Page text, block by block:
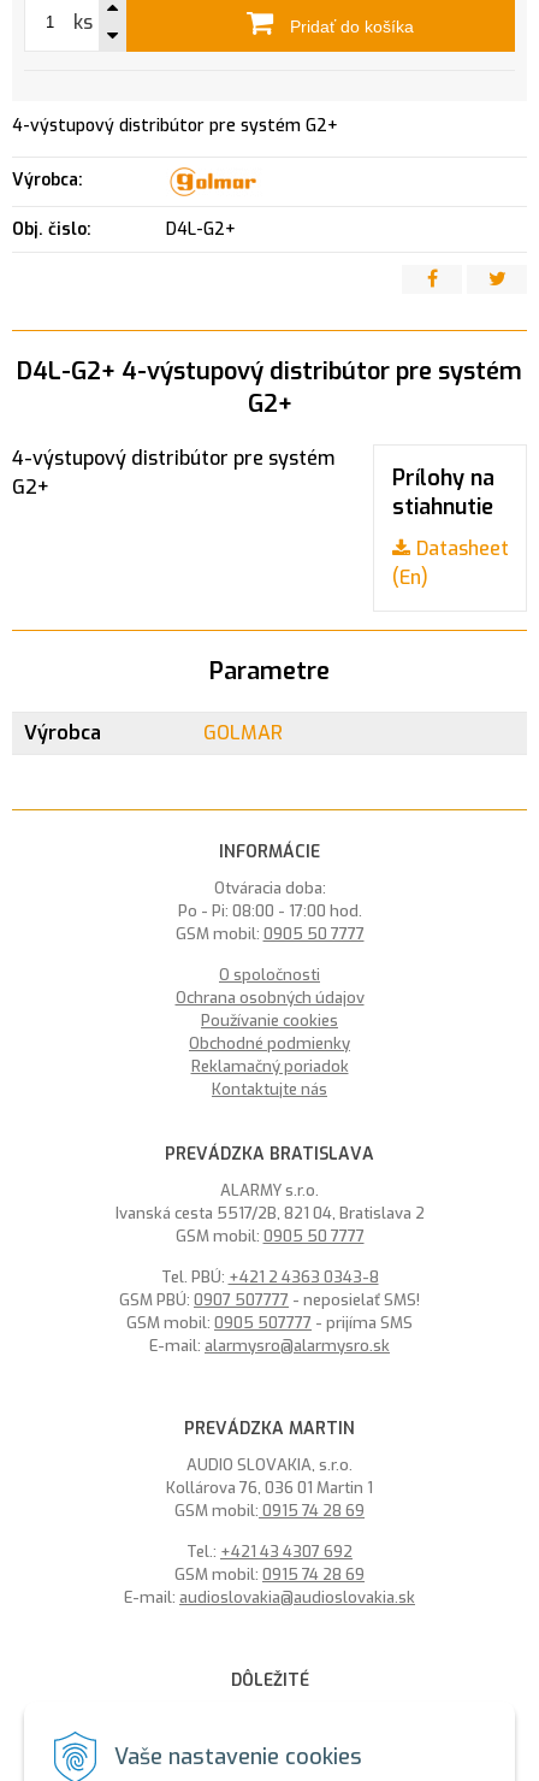
Vaše nastavenie cookies
ks Pridať do košíka
4-výstupový distribútor pre systém G2+
Výrobca:
Obj. čislo: D4L-G2+
D4L-G2+ 4-výstupový distribútor pre systém
G2+
Prílohy na
stiahnutie
Datasheet
(En)
4-výstupový distribútor pre systém
G2+
Parametre
Výrobca GOLMAR
INFORMÁCIE
Otváracia doba:
Po - Pi: 08:00 - 17:00 hod.
GSM mobil: 0905 50 7777
O spoločnosti
Ochrana osobných údajov
Používanie cookies
Obchodné podmienky
Reklamačný poriadok
Kontaktujte nás
PREVÁDZKA BRATISLAVA
ALARMY s.r.o.
Ivanská cesta 5517/2B, 821 04, Bratislava 2
GSM mobil: 0905 50 7777
Tel. PBÚ: +421 2 4363 0343-8
GSM PBÚ: 0907 507777 - neposielať SMS!
GSM mobil: 0905 507777 - prijíma SMS
E-mail: alarmysro@alarmysro.sk
PREVÁDZKA MARTIN
AUDIO SLOVAKIA, s.r.o.
Kollárova 76, 036 01 Martin 1
GSM mobil: 0915 74 28 69
Tel.: +421 43 4307 692
GSM mobil: 0915 74 28 69
E-mail: audioslovakia@audioslovakia.sk
DÔLEŽITÉ